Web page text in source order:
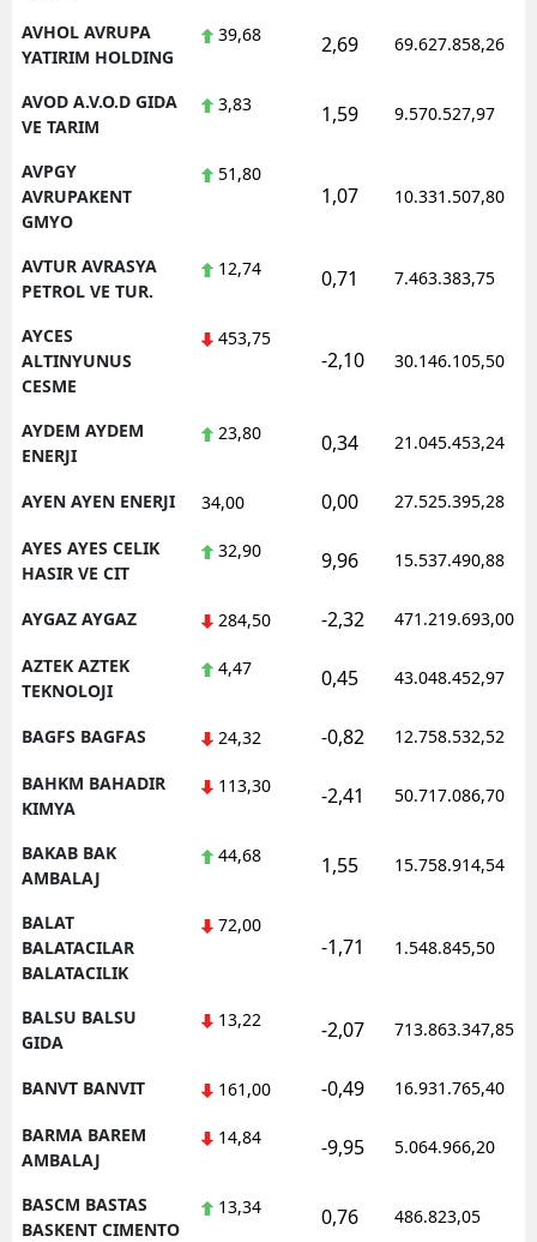
AVHOL AVRUPA
YATIRIM HOLDING
39,68 2,69 69.627.858,26
AVOD A.V.O.D GIDA
VE TARIM
3,83 1,59 9.570.527,97
AVPGY
AVRUPAKENT
GMYO
51,80
1,07 10.331.507,80
AVTUR AVRASYA
PETROL VE TUR.
12,74 0,71 7.463.383,75
AYCES
ALTINYUNUS
CESME
453,75
-2,10 30.146.105,50
AYDEM AYDEM
ENERJI
23,80 0,34 21.045.453,24
AYEN AYEN ENERJI 34,00 0,00 27.525.395,28
AYES AYES CELIK
HASIR VE CIT
32,90 9,96 15.537.490,88
AYGAZ AYGAZ 284,50 -2,32 471.219.693,00
AZTEK AZTEK
TEKNOLOJI
4,47 0,45 43.048.452,97
BAGFS BAGFAS 24,32 -0,82 12.758.532,52
BAHKM BAHADIR
KIMYA
113,30 -2,41 50.717.086,70
BAKAB BAK
AMBALAJ
44,68 1,55 15.758.914,54
BALAT
BALATACILAR
BALATACILIK
72,00
-1,71 1.548.845,50
BALSU BALSU
GIDA
13,22 -2,07 713.863.347,85
BANVT BANVIT 161,00 -0,49 16.931.765,40
BARMA BAREM
AMBALAJ
14,84 -9,95 5.064.966,20
BASCM BASTAS
BASKENT CIMENTO
13,34 0,76 486.823,05